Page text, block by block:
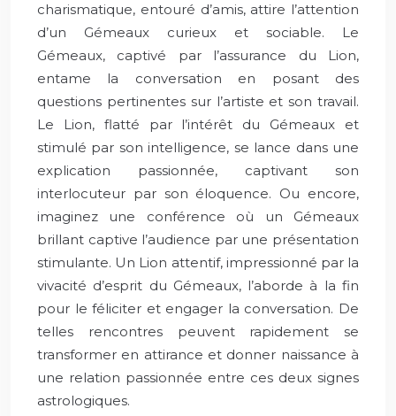
charismatique, entouré d’amis, attire l’attention
d’un Gémeaux curieux et sociable. Le
Gémeaux, captivé par l’assurance du Lion,
entame la conversation en posant des
questions pertinentes sur l’artiste et son travail.
Le Lion, flatté par l’intérêt du Gémeaux et
stimulé par son intelligence, se lance dans une
explication passionnée, captivant son
interlocuteur par son éloquence. Ou encore,
imaginez une conférence où un Gémeaux
brillant captive l’audience par une présentation
stimulante. Un Lion attentif, impressionné par la
vivacité d’esprit du Gémeaux, l’aborde à la fin
pour le féliciter et engager la conversation. De
telles rencontres peuvent rapidement se
transformer en attirance et donner naissance à
une relation passionnée entre ces deux signes
astrologiques.